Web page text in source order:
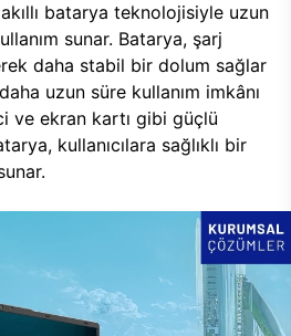
batarya teknolojisiyle uzun
sunar. Batarya, şarj
daha stabil bir dolum sağlar
uzun süre kullanım imkânı
ve ekran kartı gibi güçlü
kullanıcılara sağlıklı bir